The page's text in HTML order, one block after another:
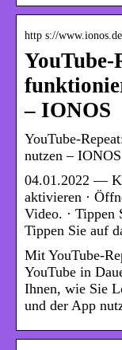
http s://
YouTube-
– IONOS
YouTube-
nutzen – IONOS
04.01.2022 —
aktivieren ·
Video. · Tippen
Tippen Sie auf
Mit YouTube-
YouTube in
Ihnen, wie Sie
und der App